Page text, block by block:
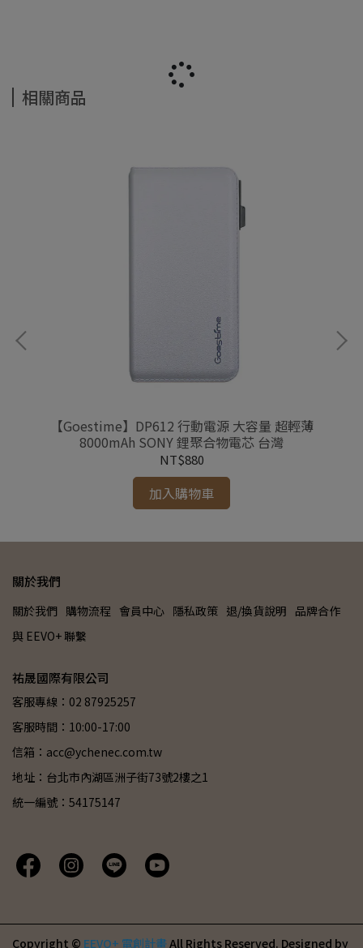
相關商品
【Goestime】DP612 行動電源 大容量 超輕薄
8000mAh SONY 鋰聚合物電芯 台灣
NT$880
加入購物車
關於我們
關於我們 購物流程 會員中心 隱私政策 退/換貨說明 品牌合作
與 EEVO+ 聯繫
祐晟國際有限公司
客服專線：02 87925257
客服時間：10:00-17:00
信箱：acc@ychenec.com.tw
地址：台北市內湖區洲子街73號2樓之1
統一編號：54175147
Copyright © EEVO+ 電創計畫All Rights Reserved. Designed by